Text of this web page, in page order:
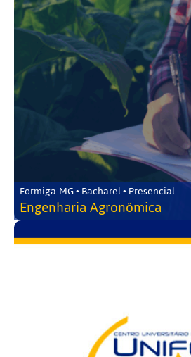
Formiga-MG • Bacharel • Presencial
Engenharia Agronômica